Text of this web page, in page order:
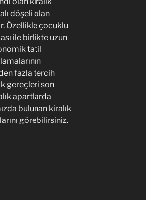
döşeli olan
Özellikle çocuklu
ile birlikte uzun
tatil
fazla tercih
gereçleri son
apartlarda
bulunan kiralık
görebilirsiniz.